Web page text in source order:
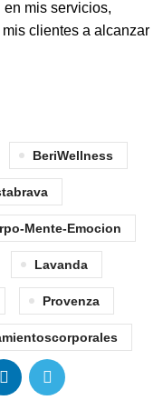
mis servicios,
clientes a alcanzar
BeriWellness
Mente-Emocion
Lavanda
Provenza